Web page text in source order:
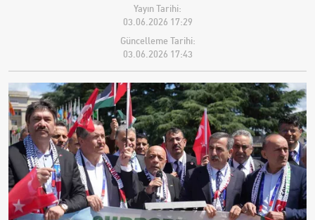
Yayın Tarihi:
03.06.2026 17:29
Güncelleme Tarihi:
03.06.2026 17:43